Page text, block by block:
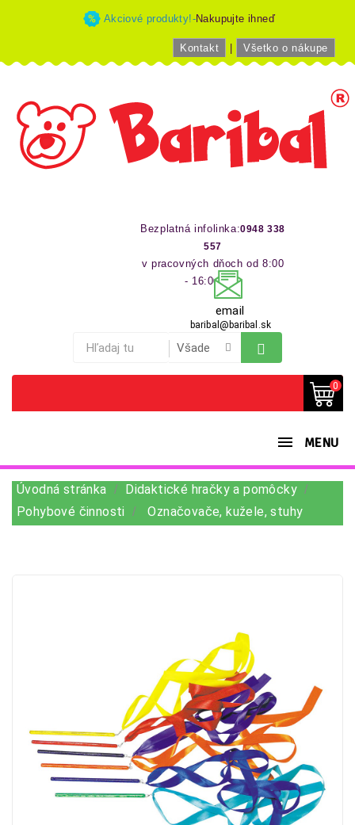
Akciové produkty!-Nakupujte ihneď
Kontakt Všetko o nákupe
Bezplatná infolinka:0948 338
557
v pracovných dňoch od 8:00
- 16:00 hod
email
baribal@baribal.sk
0
MENU
Úvodná stránka
Didaktické hračky a pomôcky
Pohybové činnosti
Označovače, kužele, stuhy